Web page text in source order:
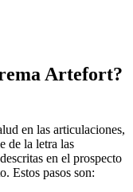
Artefort?
en las articulaciones,
de la letra las
en el prospecto
Estos pasos son: